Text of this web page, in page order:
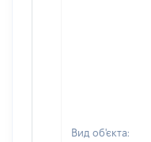
Вид об'єкта: